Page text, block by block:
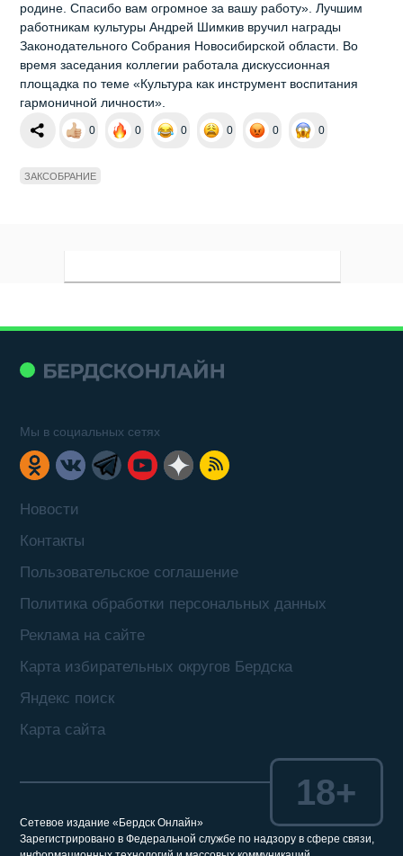
родине. Спасибо вам огромное за вашу работу». Лучшим
работникам культуры Андрей Шимкив вручил награды
Законодательного Собрания Новосибирской области. Во
время заседания коллегии работала дискуссионная
площадка по теме «Культура как инструмент воспитания
гармоничной личности».
0 0 0 0 0 0
ЗАКСОБРАНИЕ
Новости
Контакты
Пользовательское соглашение
Политика обработки персональных данных
Реклама на сайте
Карта избирательных округов Бердска
Яндекс поиск
Карта сайта
Мы в социальных сетях
Сетевое издание «Бердск Онлайн»
Зарегистрировано в Федеральной службе по надзору в сфере связи,
18+